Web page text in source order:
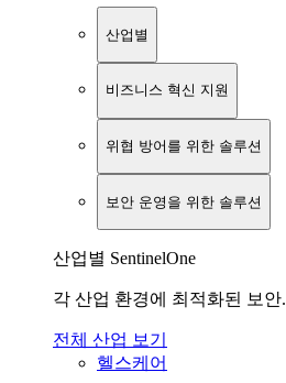
산업별
비즈니스 혁신 지원
위협 방어를 위한 솔루션
보안 운영을 위한 솔루션
산업별 SentinelOne
각 산업 환경에 최적화된 보안.
전체 산업 보기
헬스케어